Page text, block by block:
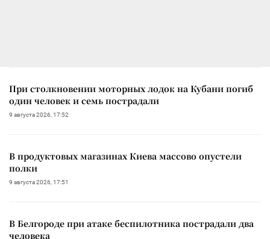
При столкновении моторных лодок на Кубани погиб
один человек и семь пострадали
9 августа 2026, 17:52
В продуктовых магазинах Киева массово опустели
полки
9 августа 2026, 17:51
В Белгороде при атаке беспилотника пострадали два
человека